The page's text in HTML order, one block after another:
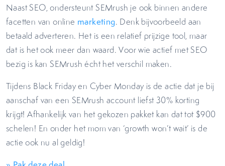
Naast SEO, ondersteunt SEMrush je ook binnen andere
facetten van online marketing. Denk bijvoorbeeld aan
betaald adverteren. Het is een relatief prijzige tool, maar
dat is het ook meer dan waard. Voor wie actief met SEO
bezig is kan SEMrush écht het verschil maken.
Tijdens Black Friday en Cyber Monday is de actie dat je bij
aanschaf van een SEMrush account liefst 30% korting
krijgt! Afhankelijk van het gekozen pakket kan dat tot $900
schelen! En onder het mom van ‘growth won’t wait’ is de
actie ook nu al geldig!